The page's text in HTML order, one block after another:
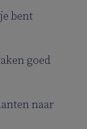
bent
goed
naar